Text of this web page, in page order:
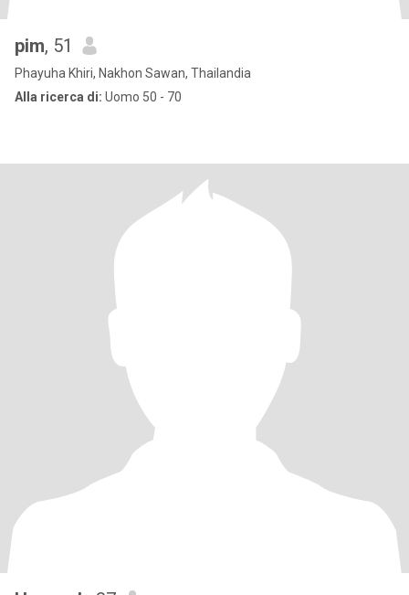
pim, 51
Phayuha Khiri, Nakhon Sawan, Thailandia
Alla ricerca di: Uomo 50 - 70